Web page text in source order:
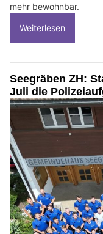
mehr bewohnbar.
Weiterlesen
Seegräben ZH:
Juli die